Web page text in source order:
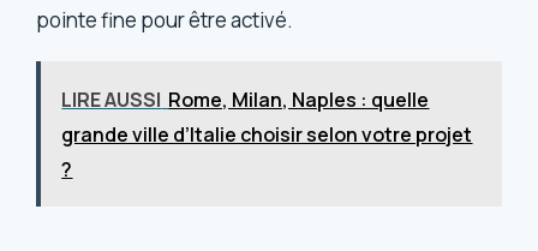
pointe fine pour être activé.
LIRE AUSSI Rome, Milan, Naples : quelle
grande ville d’Italie choisir selon votre projet
?